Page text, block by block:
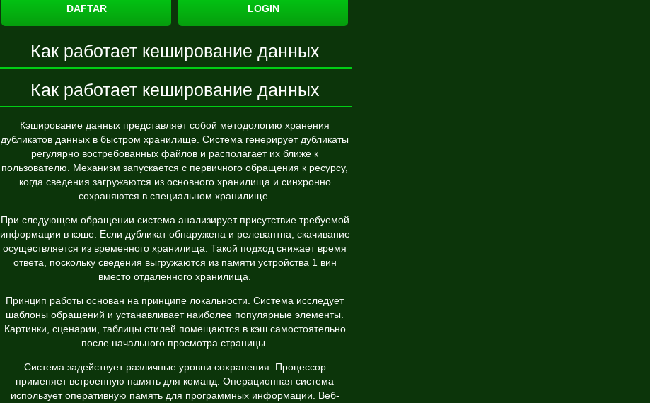
DAFTAR LOGIN
Как работает кеширование данных
Как работает кеширование данных
Кэширование данных представляет собой методологию хранения
дубликатов данных в быстром хранилище. Система генерирует дубликаты
регулярно востребованных файлов и располагает их ближе к
пользователю. Механизм запускается с первичного обращения к ресурсу,
когда сведения загружаются из основного хранилища и синхронно
сохраняются в специальном хранилище.
При следующем обращении система анализирует присутствие требуемой
информации в кэше. Если дубликат обнаружена и релевантна, скачивание
осуществляется из временного хранилища. Такой подход снижает время
ответа, поскольку сведения выгружаются из памяти устройства 1 вин
вместо отдаленного хранилища.
Принцип работы основан на принципе локальности. Система исследует
шаблоны обращений и устанавливает наиболее популярные элементы.
Картинки, сценарии, таблицы стилей помещаются в кэш самостоятельно
после начального просмотра страницы.
Система задействует различные уровни сохранения. Процессор
применяет встроенную память для команд. Операционная система
использует оперативную память для программных информации. Веб-